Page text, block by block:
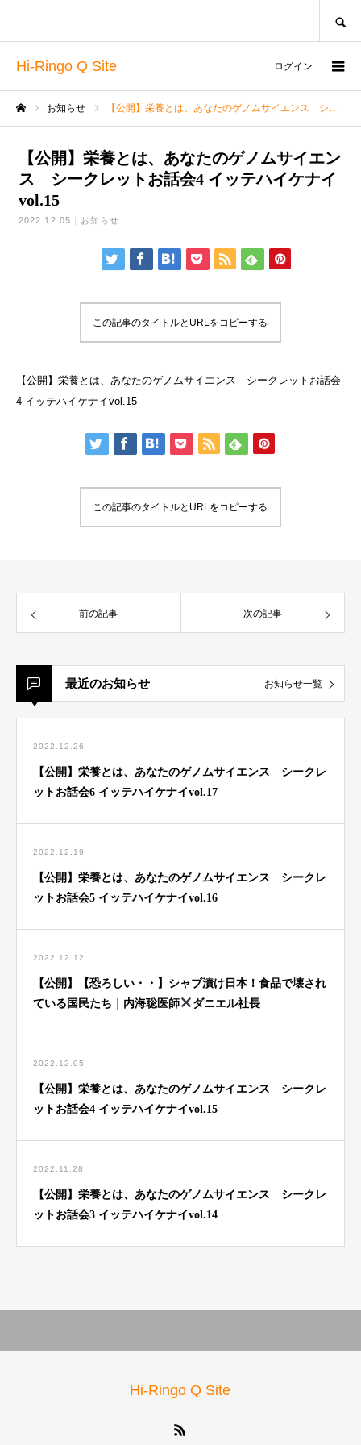
Hi-Ringo Q Site ログイン
お知らせ 【公開】栄養とは、あなたのゲノムサイエンス シークレットお話会4 イッテハイケナイvol.15
【公開】栄養とは、あなたのゲノムサイエン
ス シークレットお話会4 イッテハイケナイ
vol.15
2022.12.05 お知らせ
この記事のタイトルとURLをコピーする
【公開】栄養とは、あなたのゲノムサイエンス シークレットお話会
4 イッテハイケナイvol.15
この記事のタイトルとURLをコピーする
前の記事 次の記事
最近のお知らせ お知らせ一覧
2022.12.26
【公開】栄養とは、あなたのゲノムサイエンス シークレ
ットお話会6 イッテハイケナイvol.17
2022.12.19
【公開】栄養とは、あなたのゲノムサイエンス シークレ
ットお話会5 イッテハイケナイvol.16
2022.12.12
【公開】【恐ろしい・・】シャブ漬け日本！食品で壊され
ている国民たち｜内海聡医師
ダニエル社長
2022.12.05
【公開】栄養とは、あなたのゲノムサイエンス シークレ
ットお話会4 イッテハイケナイvol.15
2022.11.28
【公開】栄養とは、あなたのゲノムサイエンス シークレ
ットお話会3 イッテハイケナイvol.14
Hi-Ringo Q Site